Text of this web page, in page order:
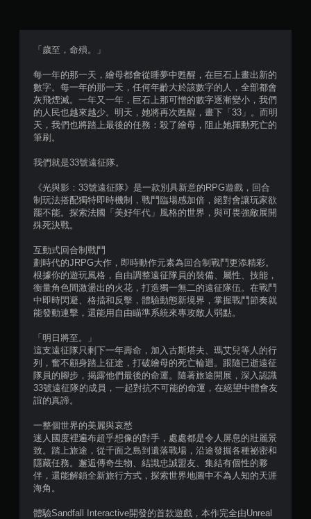
1
評
分
「歲至，命殞。」
每一年的那一天，繪母都會從睡夢中甦醒，在巨石上畫出新的
數字。每一年的那一天，任何年齡大於該數字的人，全部都會
灰飛煙滅。一年又一年，巨石上那可憎的數字逐漸變小，我們
的人民也越來越少。明天，她將再次甦醒，畫下「33」。而明
天，我們也將踏上最後的任務：殺了繪母，阻止她揮動死亡的
筆刷。
我們就是33號遠征隊。
《光與影：33號遠征隊》是一款別具新意的RPG遊戲，回合
制玩法搭配獨特即時機制，戰鬥臨場感加倍，絕對會讓玩家欲
罷不能。探索法國「美好年代」風格的世界，與可畏強敵展開
殊死決戰。
互動式回合制戰鬥
劃時代的JRPG大作，即時動作元素為回合制戰鬥更添精彩。
根據你的遊玩風格，自由調整遠征隊員的裝備、屬性、技能，
衡量角色間激盪出的火花，打造獨一無二的遠征隊伍。在戰鬥
中即時閃避、格擋和反擊，體驗動態新境界，掌握戰鬥節奏就
能發動連擊，還能用自由瞄準系統來專攻敵人弱點。
「明日將至。」
這支遠征隊只剩下一年壽命，加入古斯塔夫、瑪艾兒等人的行
列，奮不顧身踏上征途，打破繪母的死亡輪迴。跟隨已逝遠征
隊員的腳步，揭露他們最後的命運。隨著旅途開展，深入認識
33號遠征隊的成員，一起對抗不可能的命運，在絕望中體會友
誼的真諦。
一整個世界的美麗與哀愁
迷人國度裡遍布超乎想像的對手，處處都是令人屏息的壯麗景
致。踏上旅途，從千面之島到遺落戰場，沿途發掘各種祕密和
隱藏任務。邂逅傳奇生物、結識忠誠盟友、集結有個性的夥
伴，還能解鎖全新旅行方式，探索世界地圖中不為人知的天涯
海角。
體驗Sandfall Interactive開發的首款遊戲，本作完全由Unreal